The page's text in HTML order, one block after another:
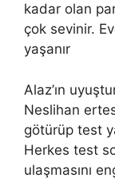
kadar olan
çok sevinir.
yaşanır
Alaz’ın
Neslihan
götürüp test
Herkes test
ulaşmasını